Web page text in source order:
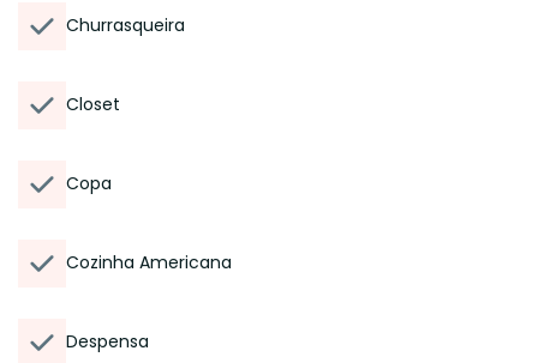
Churrasqueira
Closet
Copa
Cozinha Americana
Despensa